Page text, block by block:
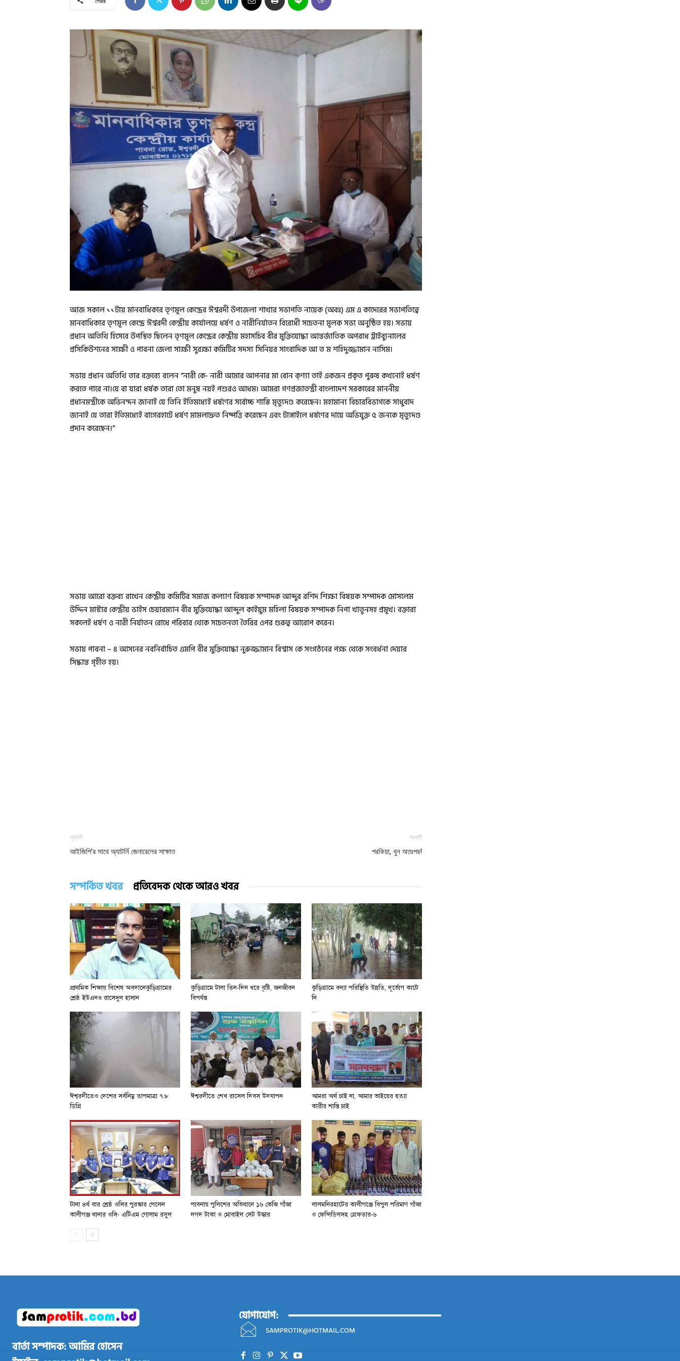
আজ সকাল ১১টায় মানবাধিকার তৃণমূল কেন্দ্রের ঈশ্বরদী উপজেলা শাখার সভাপতি নায়েক (অবঃ) এম এ কাদেরের সভাপতিত্বে
মানবাধিকার তৃণমূল কেন্দ্রে ঈশ্বরদী কেন্দ্রীয় কার্যালয়ে ধর্ষণ ও নারীনির্যাতন বিরোধী সচেতনা মূলক সভা অনুষ্ঠিত হয়। সভায়
প্রধান অতিথি হিসেবে উপস্থিত ছিলেন তৃণমূল কেন্দ্রের কেন্দ্রীয় মহাসচিব বীর মুক্তিযোদ্ধা আন্তর্জাতিক অপরাধ ট্রাইব্যুনালের
প্রসিকিউশনের সাক্ষী ও পাবনা জেলা সাক্ষী সুরক্ষা কমিটির সদস্য সিনিয়র সাংবাদিক আ ত ম শহিদুজ্জামান নাসিম।
সভায় প্রধান অতিথি তার বক্তব্যে বলেন “নারী কে- নারী আমার আপনার মা বোন ক্ণ্যা তাই একজন প্রকৃত পুরুষ কখনোই ধর্ষণ
করতে পারে না।যে বা যারা ধর্ষক তারা তো মনুষ নয়ই পশুরও আধম। আমরা গণপ্রজাতন্ত্রী বাংলাদেশ সরকারের মাননীয়
প্রধানমন্ত্রীকে অভিনন্দন জানাই যে তিনি ইতিমধ্যেই ধর্ষণের সর্বোচ্চ শাস্তি মৃত্যুদণ্ড করেছেন। মহামান্য বিচারবিভাগকে সাধুবাদ
জানাই যে তারা ইতিমধ্যেই বাগেরহাটে ধর্ষণ মামলাদ্রুত নিষ্পত্তি করেছেন এবং টাঙ্গাইলে ধর্ষণের দায়ে অভিযুক্ত ৫ জনকে মৃত্যুদণ্ড
প্রদান করেছেন।”
সভায় আরো বক্তব্য রাখেন কেন্দ্রীয় কমিটির সমাজ কল্যাণ বিষয়ক সম্পাদক আব্দুর রশিদ শিক্ষা বিষয়ক সম্পাদক মোসলেম
উদ্দিন মাস্টার কেন্দ্রীয় ভাইস চেয়ারম্যান বীর মুক্তিযোদ্ধা আব্দুল কাইয়ুম মহিলা বিষয়ক সম্পাদক নিপা খাতুনসহ প্রমূখ। বক্তারা
সকলেই ধর্ষণ ও নারী নির্যাতন রোধে পরিবার থেকে সচেতনতা তৈরির ওপর গুরুত্ব আরোপ করেন।
সভায় পাবনা – ৪ আসনের নবনির্বাচিত এমপি বীর মুক্তিযোদ্ধা নুরুজ্জামান বিশ্বাস কে সংগঠনের পক্ষ থেকে সংবর্ধনা দেয়ার
সিদ্ধান্ত গৃহীত হয়।
পূর্ববর্তী
আইজিপি’র সাথে অ্যাটর্নি জেনারেলের সাক্ষাত
পরবর্তী
পরকিয়া, খুন অতঃপর!
সম্পর্কিত খবর প্রতিবেদক থেকে আরও খবর
প্রাথমিক শিক্ষায় বিশেষ অবদানেকুড়িগ্রামের
শ্রেষ্ঠ ইউএনও রাসেদুল হাসান
কুড়িগ্রামে টানা তিন-দিন ধরে বৃষ্টি, জনজীবন
বিপর্যস্ত
কুড়িগ্রামে বন্যা পরিস্থিতি উন্নতি, দূর্ভোগ কাটে
নি
ঈশ্বরদীতেও দেশের সর্বনিম্ন তাপমাত্রা ৭.৮
ডিগ্রি
ঈশ্বরদীতে শেখ রাসেল দিবস উদযাপন
আমরা অর্থ চাই না, আমার ভাইয়ের হত্যা
কারীর শাস্তি চাই
টানা ৪র্থ বার শ্রেষ্ঠ ওসির পুরস্কার পেলেন
কালীগঞ্জ থানার ওসি- এটিএম গোলাম রসুল
পাবনায় পুলিশের অভিযানে ১৬ কেজি গাঁজা
নগদ টাকা ও মোবাইল সেট উদ্ধার
লালমনিরহাটের কালীগঞ্জে বিপুল পরিমাণ গাঁজা
ও ফেন্সিডিলসহ গ্রেফতার-৬
বার্তা সম্পাদক: আমির হোসেন
যোগাযোগ:
SAMPROTIK@HOTMAIL.COM